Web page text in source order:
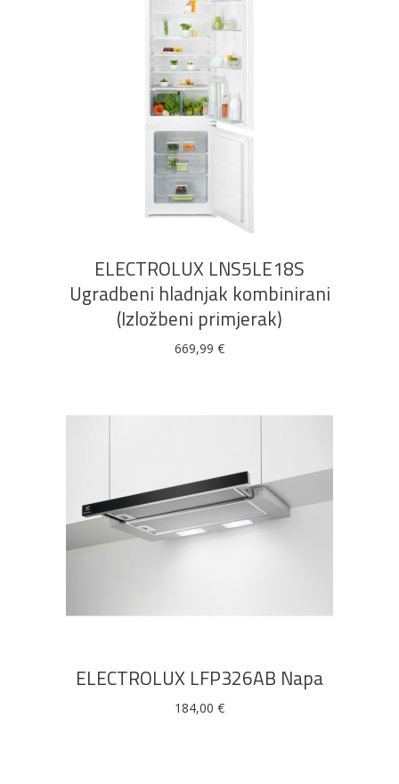
DODAJ U KOŠARICU
ELECTROLUX LNS5LE18S
Ugradbeni hladnjak kombinirani
(Izložbeni primjerak)
669,99 €
ELECTROLUX LFP326AB Napa
184,00 €